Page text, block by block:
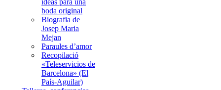
ideas para una
boda original
Biografia de
Josep Maria
Mejan
Paraules d’amor
Recopilació
«Teleservicios de
Barcelona» (El
País-Aguilar)